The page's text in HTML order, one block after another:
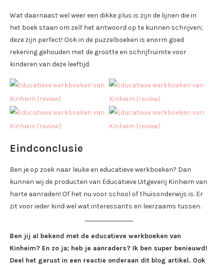
Wat daarnaast wel weer een dikke plus is zijn de lijnen die in
het boek staan om zelf het antwoord op te kunnen schrijven;
deze zijn perfect! Ook in de puzzelboeken is enorm goed
rekening gehouden met de grootte en schrijfruimte voor
kinderen van deze leeftijd.
Eindconclusie
Ben je op zoek naar leuke en educatieve werkboeken? Dan
kunnen wij de producten van Educatieve Uitgeverij Kinheim van
harte aanraden! Of het nu voor school of thuisonderwijs is. Er
zit voor ieder kind wel wat interessants en leerzaams tussen.
Ben jij al bekend met de educatieve werkboeken van
Kinheim? En zo ja; heb je aanraders? Ik ben super benieuwd!
Deel het gerust in een reactie onderaan dit blog artikel. Ook